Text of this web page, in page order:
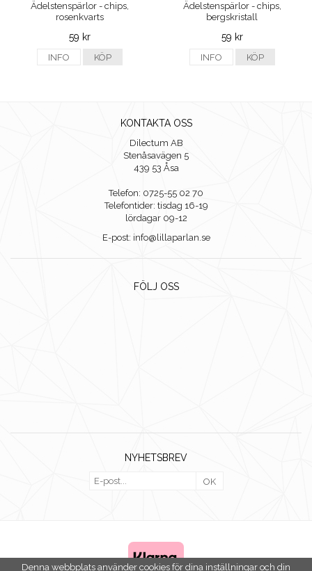
Ädelstenspärlor - chips,
rosenkvarts
59 kr
INFO KÖP
Ädelstenspärlor - chips,
bergskristall
59 kr
INFO KÖP
KONTAKTA OSS
Dilectum AB
Stenåsavägen 5
439 53 Åsa
Telefon: 0725-55 02 70
Telefontider: tisdag 16-19
lördagar 09-12
E-post: info@lillaparlan.se
FÖLJ OSS
NYHETSBREV
OK
Denna webbplats använder cookies för dina inställningar och din